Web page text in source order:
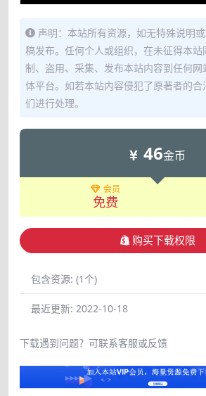
声明：本站所有资源，如无特殊说明
稿发布。任何个人或组织，在未征得本站
制、盗用、采集、发布本站内容到任何网
体平台。如若本站内容侵犯了原著者的
们进行处理。
46金币
会员
免费
购买下载权限
包含资源: (1个)
最近更新: 2022-10-18
下载遇到问题？可联系客服或反馈